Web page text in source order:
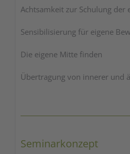
Achtsamkeit zur Schulung
Sensibilisierung für eigene
Die eigene Mitte finden
Übertragung von innerer und
Seminarkonzept